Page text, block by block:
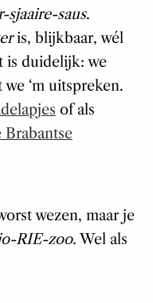
sjaaire-saus.
is, blijkbaar, wél
is duidelijk: we
‘m uitspreken.
of als
Brabantse
wezen, maar je
RIE-zoo. Wel als